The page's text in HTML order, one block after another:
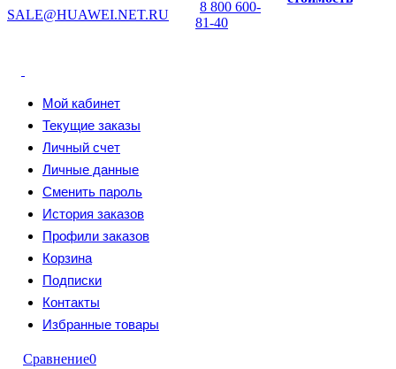
SALE@HUAWEI.NET.RU
8 800 600-
81-40
Мой кабинет
Текущие заказы
Личный счет
Личные данные
Сменить пароль
История заказов
Профили заказов
Корзина
Подписки
Контакты
Избранные товары
Сравнение0